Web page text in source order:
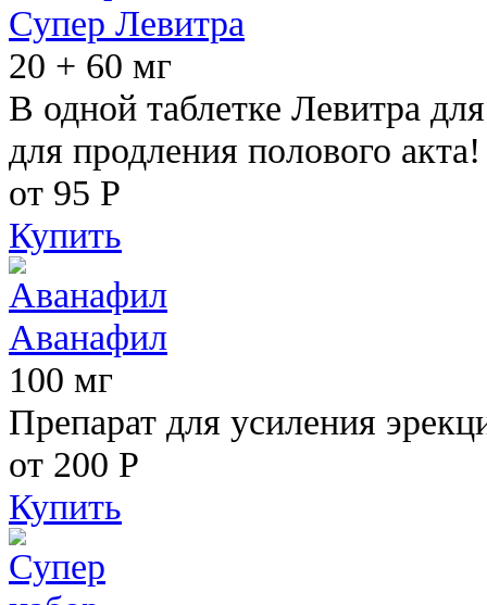
Супер Левитра
20 + 60 мг
В одной таблетке Левитра
для продления полового акта!
от 95 Р
Купить
Аванафил
100 мг
Препарат для усиления
от 200 Р
Купить